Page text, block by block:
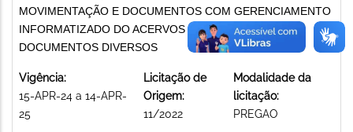
MOVIMENTAÇÃO E DOCUMENTOS COM GERENCIAMENTO
INFORMATIZADO DO ACERVOS II e III. GUARDA DE
DOCUMENTOS DIVERSOS
Vigência:
15-APR-24 a 14-APR-
25
Licitação de
Origem:
11/2022
Modalidade da
licitação:
PREGAO